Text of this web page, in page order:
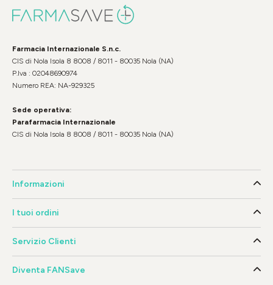
Farmacia Internazionale S.n.c.
CIS di Nola Isola 8 8008 / 8011 - 80035 Nola (NA)
P.Iva : 02048690974
Numero REA: NA-929325
Sede operativa:
Parafarmacia Internazionale
CIS di Nola Isola 8 8008 / 8011 - 80035 Nola (NA)
Informazioni
I tuoi ordini
Servizio Clienti
Diventa FANSave